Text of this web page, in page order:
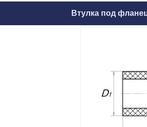
Втулка под